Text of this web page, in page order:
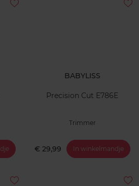
BABYLISS
Precision Cut E786E
Trimmer
€ 29,99 In winkelmandje